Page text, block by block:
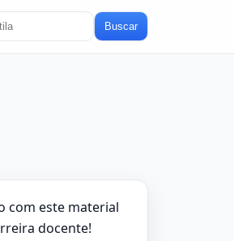
Buscar
com este material
docente!